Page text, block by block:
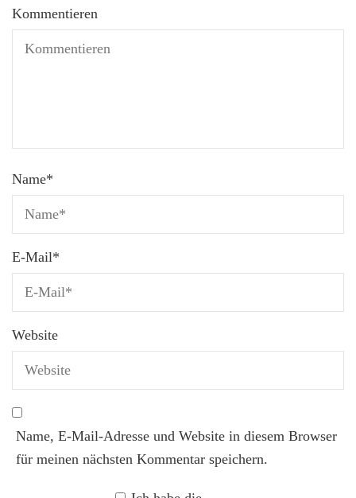
Kommentieren
Name*
E-Mail*
Website
Name, E-Mail-Adresse und Website in diesem Browser
für meinen nächsten Kommentar speichern.